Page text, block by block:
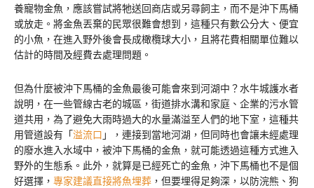
養寵物金魚，應該嘗試將牠送回商店或另尋飼主，而不是沖下馬桶
或放走。將金魚丟棄的民眾很難會想到，這種只有數公分大、便宜
的小魚，在進入野外後會長成橄欖球大小，且將花費相關單位難以
估計的時間及經費去處理問題。
但為什麼被沖下馬桶的金魚最後可能會來到河湖中？水牛城護水者
說明，在一些管線古老的城區，街道排水溝和家庭、企業的污水管
道共用，為了避免大雨時過大的水量滿溢至人們的地下室，這種共
用管道設有「溢流口 」，連接到當地河湖，但同時也會讓未經處理
的廢水進入水域中，被沖下馬桶的金魚，就可能透過這種方式進入
野外的生態系。此外，就算是已經死亡的金魚，沖下馬桶也不是個
好選擇， 專家建議直接將魚埋葬 ，但要埋得足夠深，以防浣熊、狗